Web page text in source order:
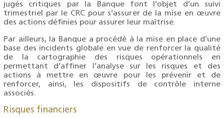
jugés critiques par la Banque font l’objet d’un suivi
trimestriel par le CRC pour s’assurer de la mise en œuvre
des actions définies pour assurer leur maîtrise.
Par ailleurs, la Banque a procédé à la mise en place d’une
base des incidents globale en vue de renforcer la qualité
de la cartographie des risques opérationnels en
permettant d’affiner l’analyse sur les risques et des
actions à mettre en œuvre pour les prévenir et de
renforcer, ainsi, les dispositifs de contrôle interne
associés.
Risques financiers